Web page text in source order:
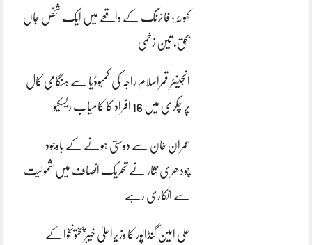
کہوٹہ: فائرنگ کے واقعے میں ایک شخص جاں
بحق، تین زخمی
انجینئر قمراسلام راجہ کی کمبوڈیا سے ہنگامی کال
پر چکری میں 16 افراد کا کامیاب ریسکیو
عمران خان سے دوستی ہونے کے باوجود
چودھری نثار نے تحریک انصاف میں شمولیت
سے انکاری رہے
علی امین گنڈاپور کا وزیراعلیٰ خیبرپختونخوا کے